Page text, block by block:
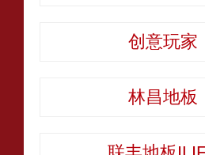
创意玩家
林昌地板